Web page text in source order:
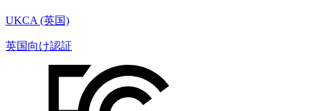
UKCA (英国)
英国向け認証